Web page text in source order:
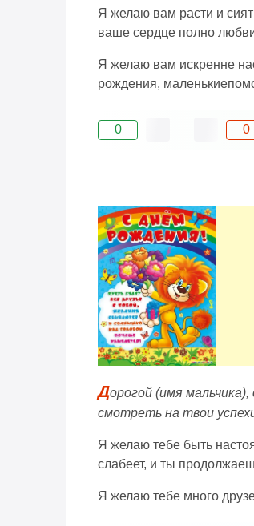
Я желаю вам расти и
ваше сердце полно
Я желаю вам искренне
рождения,
0 0
Дорогой (имя
смотреть на твои
Я желаю тебе быть
слабеет, и ты
Я желаю тебе много